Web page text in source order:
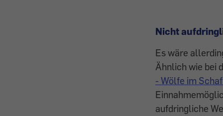
Nicht
Es wäre
Ähnlich wie bei
- Wölfe im
aufdringliche